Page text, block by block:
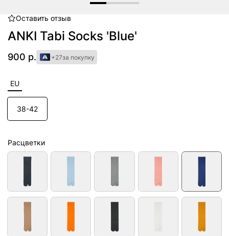
ItemОставить отзыв
ANKI Tabi Socks 'Blue'
900 р. +27за покупку
EU
38-42
Расцветки